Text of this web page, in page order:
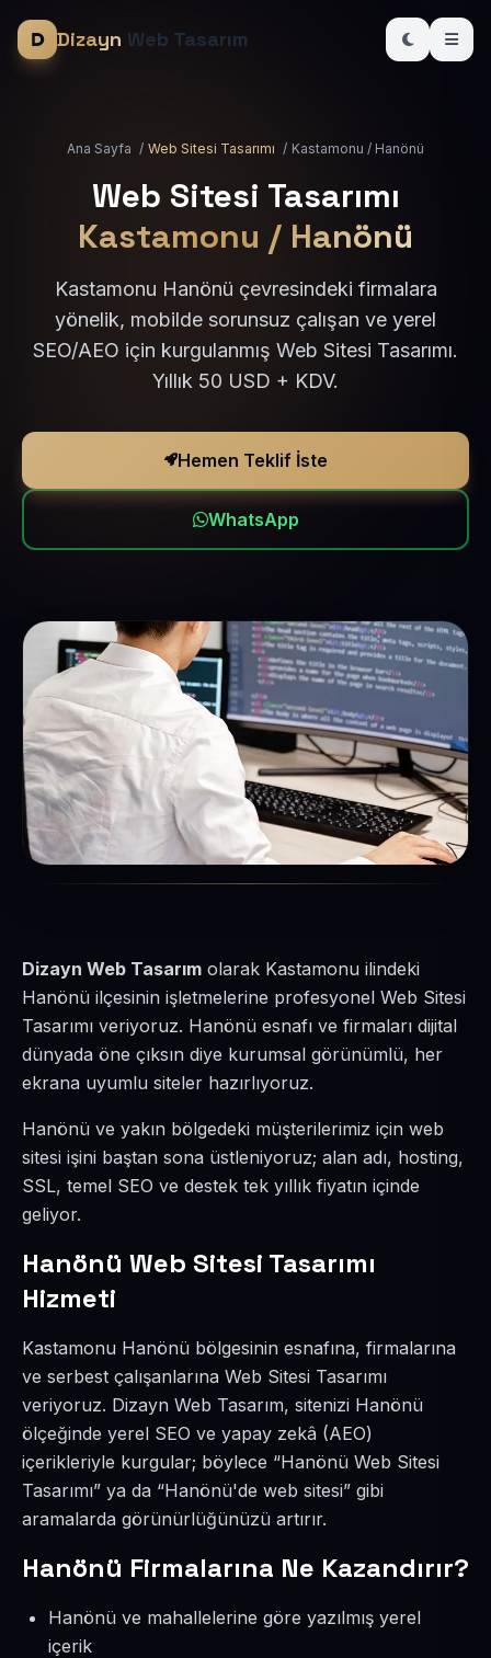
Dizayn Web Tasarım
Ana Sayfa / Web Sitesi Tasarımı / Kastamonu / Hanönü
Web Sitesi Tasarımı
Kastamonu / Hanönü
Kastamonu Hanönü çevresindeki firmalara
yönelik, mobilde sorunsuz çalışan ve yerel
SEO/AEO için kurgulanmış Web Sitesi Tasarımı.
Yıllık 50 USD + KDV.
Hemen Teklif İste
WhatsApp
Dizayn Web Tasarım olarak Kastamonu ilindeki
Hanönü ilçesinin işletmelerine profesyonel Web Sitesi
Tasarımı veriyoruz. Hanönü esnafı ve firmaları dijital
dünyada öne çıksın diye kurumsal görünümlü, her
ekrana uyumlu siteler hazırlıyoruz.
Hanönü ve yakın bölgedeki müşterilerimiz için web
sitesi işini baştan sona üstleniyoruz; alan adı, hosting,
SSL, temel SEO ve destek tek yıllık fiyatın içinde
geliyor.
Hanönü Web Sitesi Tasarımı
Hizmeti
Kastamonu Hanönü bölgesinin esnafına, firmalarına
ve serbest çalışanlarına Web Sitesi Tasarımı
veriyoruz. Dizayn Web Tasarım, sitenizi Hanönü
ölçeğinde yerel SEO ve yapay zekâ (AEO)
içerikleriyle kurgular; böylece “Hanönü Web Sitesi
Tasarımı” ya da “Hanönü'de web sitesi” gibi
aramalarda görünürlüğünüzü artırır.
Hanönü Firmalarına Ne Kazandırır?
Hanönü ve mahallelerine göre yazılmış yerel
içerik